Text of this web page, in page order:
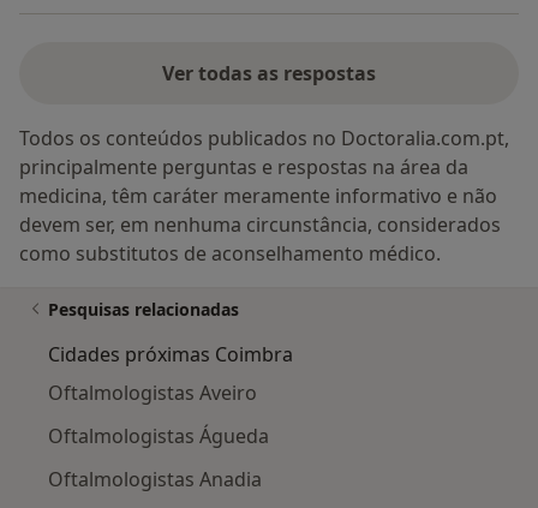
Ver todas as respostas
Todos os conteúdos publicados no Doctoralia.com.pt,
principalmente perguntas e respostas na área da
medicina, têm caráter meramente informativo e não
devem ser, em nenhuma circunstância, considerados
como substitutos de aconselhamento médico.
Pesquisas relacionadas
Cidades próximas Coimbra
Oftalmologistas Aveiro
Oftalmologistas Águeda
Oftalmologistas Anadia